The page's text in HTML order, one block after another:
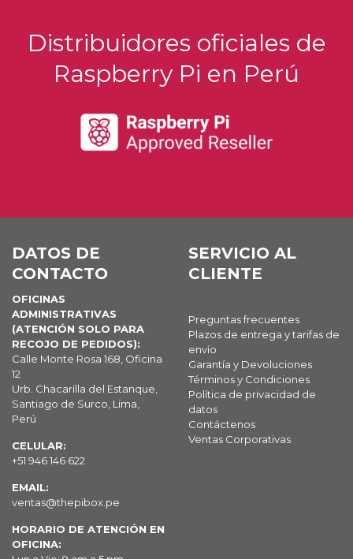
Distribuidores oficiales de
Raspberry Pi en Perú
DATOS DE
CONTACTO
OFICINAS
ADMINISTRATIVAS
(ATENCIÓN SOLO PARA
RECOJO DE PEDIDOS):
Calle Monte Rosa 168, Oficina
12
Urb. Chacarilla del Estanque,
Santiago de Surco, Lima,
Perú
CELULAR:
+51 946 146 622
EMAIL:
ventas@thepibox.pe
HORARIO DE ATENCIÓN EN
OFICINA:
SERVICIO AL
CLIENTE
Preguntas frecuentes
Plazos de entrega y tarifas de
envío
Garantía y Devoluciones
Términos y Condiciones
Política de privacidad de
datos
Contáctenos
Ventas Corporativas